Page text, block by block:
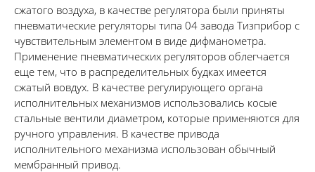
сжатого воздуха, в качестве регулятора были приняты
пневматические регуляторы типа 04 завода Тизприбор с
чувствительным элементом в виде дифманометра.
Применение пневматических регуляторов облегчается
еще тем, что в распределительных будках имеется
сжатый вовдух. В качестве регулирующего органа
исполнительных механизмов использовались косые
стальные вентили диаметром, которые применяются для
ручного управления. В качестве привода
исполнительного механизма использован обычный
мембранный привод.